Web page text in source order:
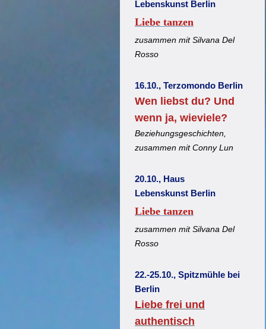
Lebenskunst Berlin
Liebe tanzen
zusammen mit Silvana Del
Rosso
16.10., Terzomondo Berlin
Wen liebst du? Und
wenn ja, wieviele?
Beziehungsgeschichten,
zusammen mit Conny Lun
20.10., Haus
Lebenskunst Berlin
Liebe tanzen
zusammen mit Silvana Del
Rosso
22.-25.10., Spitzmühle bei
Berlin
Liebe frei und
authentisch